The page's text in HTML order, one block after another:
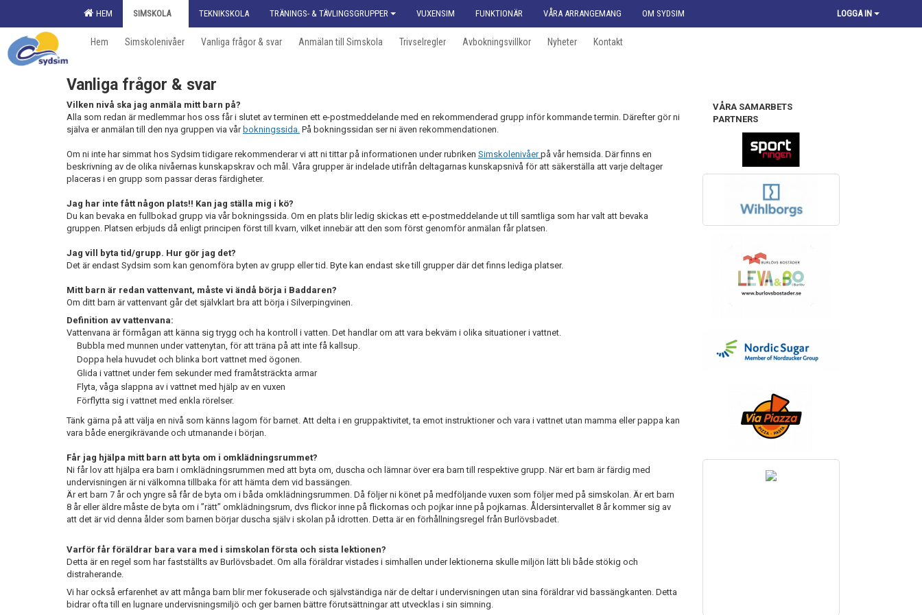
HEM SIMSKOLA TEKNIKSKOLA TRÄNINGS- & TÄVLINGSGRUPPER VUXENSIM FUNKTIONÄR VÅRA ARRANGEMANG OM SYDSIM LOGGA IN
Hem Simskolenivåer Vanliga frågor & svar Anmälan till Simskola Trivselregler Avbokningsvillkor Nyheter Kontakt
Vanliga frågor & svar
Vilken nivå ska jag anmäla mitt barn på?
Alla som redan är medlemmar hos oss får i slutet av terminen ett e-postmeddelande med en rekommenderad grupp inför kommande termin. Därefter gör ni
själva er anmälan till den nya gruppen via vår bokningssida. På bokningssidan ser ni även rekommendationen.
Om ni inte har simmat hos Sydsim tidigare rekommenderar vi att ni tittar på informationen under rubriken Simskolenivåer på vår hemsida. Där finns en
beskrivning av de olika nivåernas kunskapskrav och mål. Våra grupper är indelade utifrån deltagarnas kunskapsnivå för att säkerställa att varje deltager
placeras i en grupp som passar deras färdigheter.
Jag har inte fått någon plats!! Kan jag ställa mig i kö?
Du kan bevaka en fullbokad grupp via vår bokningssida. Om en plats blir ledig skickas ett e-postmeddelande ut till samtliga som har valt att bevaka
gruppen. Platsen erbjuds då enligt principen först till kvarn, vilket innebär att den som först genomför anmälan får platsen.
Jag vill byta tid/grupp. Hur gör jag det?
Det är endast Sydsim som kan genomföra byten av grupp eller tid. Byte kan endast ske till grupper där det finns lediga platser.
Mitt barn är redan vattenvant, måste vi ändå börja i Baddaren?
Om ditt barn är vattenvant går det självklart bra att börja i Silverpingvinen.
Definition av vattenvana:
Vattenvana är förmågan att känna sig trygg och ha kontroll i vatten. Det handlar om att vara bekväm i olika situationer i vattnet.
Bubbla med munnen under vattenytan, för att träna på att inte få kallsup.
Doppa hela huvudet och blinka bort vattnet med ögonen.
Glida i vattnet under fem sekunder med framåtsträckta armar
Flyta, våga slappna av i vattnet med hjälp av en vuxen
Förflytta sig i vattnet med enkla rörelser.
Tänk gärna på att välja en nivå som känns lagom för barnet. Att delta i en gruppaktivitet, ta emot instruktioner och vara i vattnet utan mamma eller pappa kan
vara både energikrävande och utmanande i början.
Får jag hjälpa mitt barn att byta om i omklädningsrummet?
Ni får lov att hjälpa era barn i omklädningsrummen med att byta om, duscha och lämnar över era barn till respektive grupp. När ert barn är färdig med
undervisningen är ni välkomna tillbaka för att hämta dem vid bassängen.
Är ert barn 7 år och yngre så får de byta om i båda omklädningsrummen. Då följer ni könet på medföljande vuxen som följer med på simskolan. Är ert barn
8 år eller äldre måste de byta om i ”rätt” omklädningsrum, dvs flickor inne på flickornas och pojkar inne på pojkarnas. Åldersintervallet 8 år kommer sig av
att det är vid denna ålder som barnen börjar duscha själv i skolan på idrotten. Detta är en förhållningsregel från Burlövsbadet.
Varför får föräldrar bara vara med i simskolan första och sista lektionen?
Detta är en regel som har fastställts av Burlövsbadet. Om alla föräldrar vistades i simhallen under lektionerna skulle miljön lätt bli både stökig och
distraherande.
Vi har också erfarenhet av att många barn blir mer fokuserade och självständiga när de deltar i undervisningen utan sina föräldrar vid bassängkanten. Detta
bidrar ofta till en lugnare undervisningsmiljö och ger barnen bättre förutsättningar att utvecklas i sin simning.
VÅRA SAMARBETS
PARTNERS